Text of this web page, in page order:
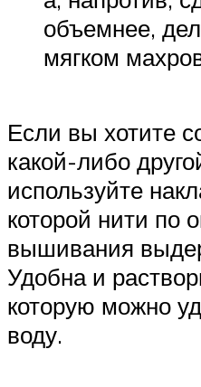
объемнее,
мягком
Если вы хотите
какой-либо
используйте
которой нити по
вышивания
Удобна и
которую можно
воду.